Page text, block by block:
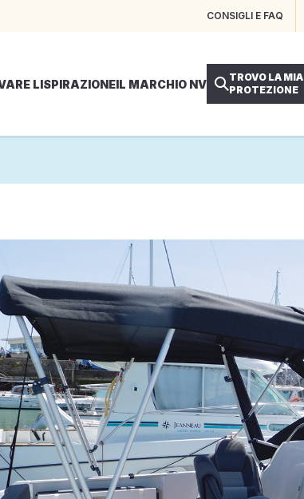
CONSIGLI E FAQ
LISPIRAZIONEIL MARCHIO NV
TROVO LA MIA
PROTEZIONE